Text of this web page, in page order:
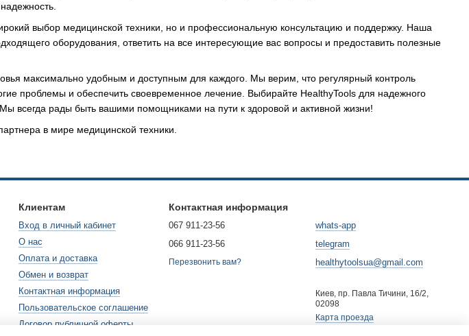
выбор медицинской техники, но и профессиональную консультацию и поддержку. Наша
оборудования, ответить на все интересующие вас вопросы и предоставить полезные
максимально удобным и доступным для каждого. Мы верим, что регулярный контроль
проблемы и обеспечить своевременное лечение. Выбирайте HealthyTools для надежного
всегда рады быть вашими помощниками на пути к здоровой и активной жизни!
в мире медицинской техники.
Клиентам
Вход в личный кабинет
О нас
Оплата и доставка
Обмен и возврат
Контактная информация
Пользовательское соглашение
Договор публичной оферты
Контактная информация
067 911-23-56
066 911-23-56
Перезвонить вам?
whats-app
telegram
healthytoolsua@gmail.com
Киев, пр. Павла Тичини, 16/2,
02098
Карта проезда